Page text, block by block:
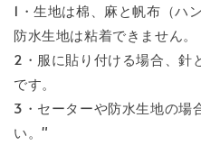
1・生地は棉、麻と帆布（ハ
防水生地は粘着できません。
2・服に貼り付ける場合、針
です。
3・セーターや防水生地の場
い。"